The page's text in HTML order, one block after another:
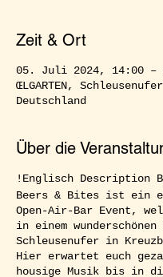
Zeit & Ort
05. Juli 2024, 14:00 –
ŒLGARTEN,
Deutschland
Über die
!Englisch Description
Beers & Bites ist ein
Open-Air-Bar Event,
in einem
Schleusenufer in
Hier erwartet euch
housige Musik bis in